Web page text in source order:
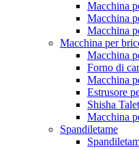
Macchina
Macchina
Macchina
Macchina per
Macchina
Forno di
Macchina
Estrusore
Shisha
Macchina
Spandiletame